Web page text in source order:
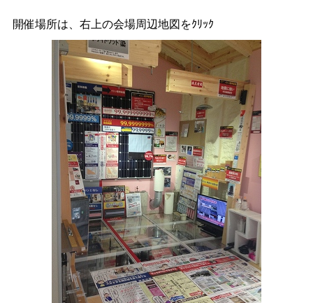
開催場所は、右上の会場周辺地図をｸﾘｯｸ